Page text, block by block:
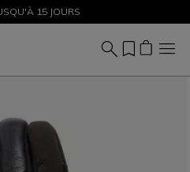
– ACHETEZ MAINTENANT
15 JOURS